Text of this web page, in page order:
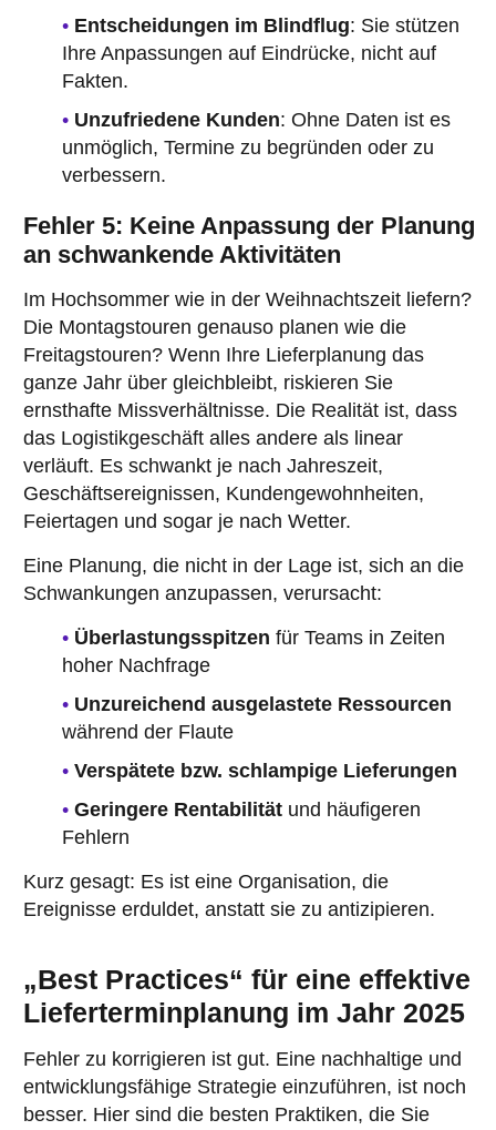
Entscheidungen im Blindflug: Sie stützen
Ihre Anpassungen auf Eindrücke, nicht auf
Fakten.
Unzufriedene Kunden: Ohne Daten ist es
unmöglich, Termine zu begründen oder zu
verbessern.
Fehler 5: Keine Anpassung der Planung
an schwankende Aktivitäten
Im Hochsommer wie in der Weihnachtszeit liefern?
Die Montagstouren genauso planen wie die
Freitagstouren? Wenn Ihre Lieferplanung das
ganze Jahr über gleichbleibt, riskieren Sie
ernsthafte Missverhältnisse. Die Realität ist, dass
das Logistikgeschäft alles andere als linear
verläuft. Es schwankt je nach Jahreszeit,
Geschäftsereignissen, Kundengewohnheiten,
Feiertagen und sogar je nach Wetter.
Eine Planung, die nicht in der Lage ist, sich an die
Schwankungen anzupassen, verursacht:
Überlastungsspitzen für Teams in Zeiten
hoher Nachfrage
Unzureichend ausgelastete Ressourcen
während der Flaute
Verspätete bzw. schlampige Lieferungen
Geringere Rentabilität und häufigeren
Fehlern
Kurz gesagt: Es ist eine Organisation, die
Ereignisse erduldet, anstatt sie zu antizipieren.
„Best Practices“ für eine effektive
Lieferterminplanung im Jahr 2025
Fehler zu korrigieren ist gut. Eine nachhaltige und
entwicklungsfähige Strategie einzuführen, ist noch
besser. Hier sind die besten Praktiken, die Sie